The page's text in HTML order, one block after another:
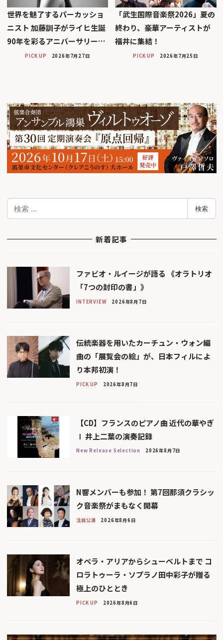
世界を魅了するパーカッショ
ニスト 加藤訓子がライヒ生誕
90年を彩るアニバーサリー…
PICK UP 2026年7月27日
「武生国際音楽祭2026」――夏の
終わり、豪華アーティストが
福井に集結！
PICK UP 2026年7月25日
検
検索
新着記事
ファビオ・ルイージが語る 《オラトリオ
「7つの封印の書」》
INTERVIEW 2026年8月7日
伝統楽器を用いたカーチュン・ウォン編
曲の「展覧会の絵」が、日本フィルによ
り本邦初演！
PICK UP 2026年8月7日
【CD】フランスのピアノ曲 近代の華やぎ
Ⅰ 井上二葉の演奏記録
New Release Selection 2026年8月7日
N響メンバーも参加！ 第7回那須クラシッ
ク音楽祭がまもなく開幕
注目公演 2026年8月6日
オペラ・アリアからシューベルトまで コ
ロラトゥーラ・ソプラノ田中彩子が贈る
極上のひととき
PICK UP 2026年8月6日